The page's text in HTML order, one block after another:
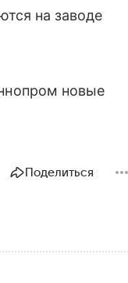
на заводе
новые
Поделиться